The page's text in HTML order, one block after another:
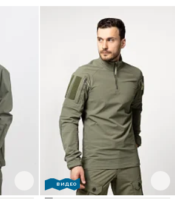
ВИДЕО